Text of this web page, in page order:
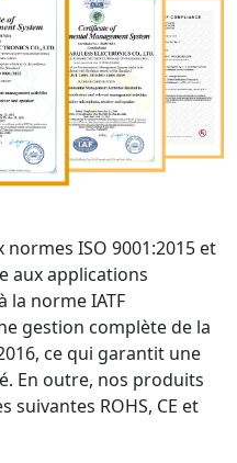
ISO 9001:2015 et
aux applications
norme IATF
gestion complète de la
ce qui garantit une
En outre, nos produits
suivantes ROHS, CE et